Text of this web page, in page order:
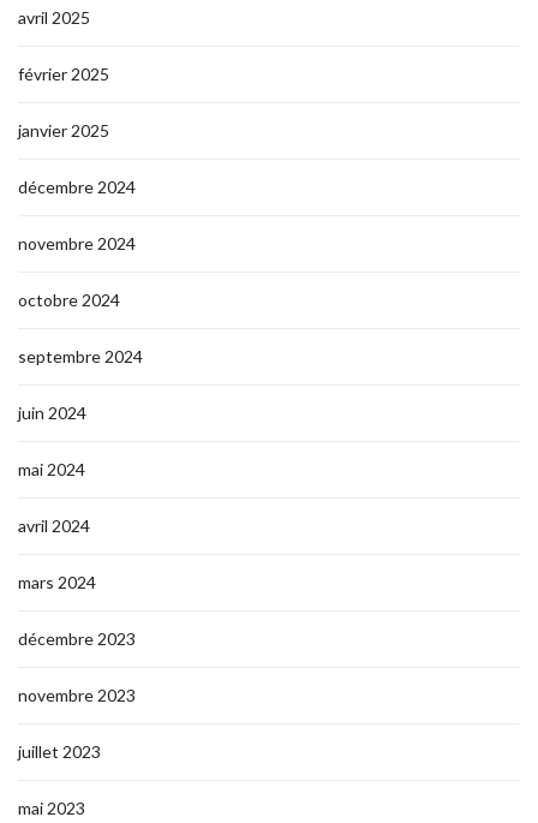
avril 2025
février 2025
janvier 2025
décembre 2024
novembre 2024
octobre 2024
septembre 2024
juin 2024
mai 2024
avril 2024
mars 2024
décembre 2023
novembre 2023
juillet 2023
mai 2023